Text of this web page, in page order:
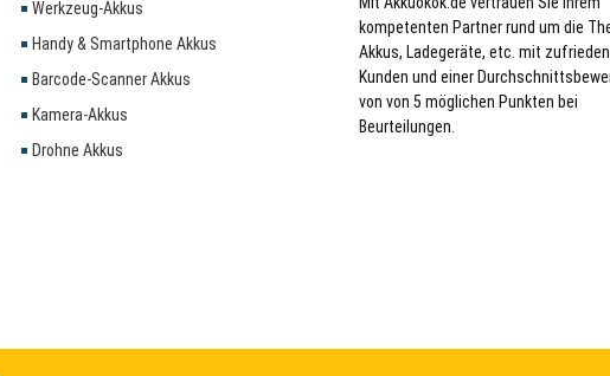
Werkzeug-Akkus
Handy & Smartphone Akkus
Barcode-Scanner Akkus
Kamera-Akkus
Drohne Akkus
kompetenten Partner rund um die
Akkus, Ladegeräte, etc. mit
Kunden und einer
von von 5 möglichen Punkten bei
Beurteilungen.